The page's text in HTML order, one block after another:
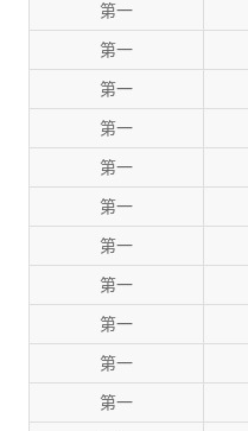
第一
第一
第一
第一
第一
第一
第一
第一
第一
第一
第一